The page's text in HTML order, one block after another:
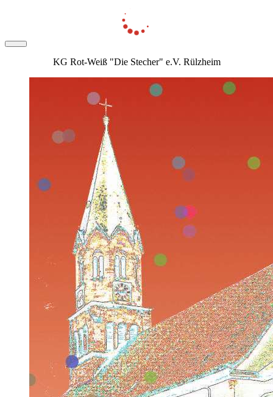
KG Rot-Weiß "Die Stecher" e.V. Rülzheim